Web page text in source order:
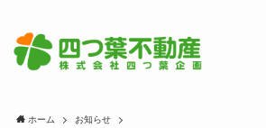
ホーム お知らせ